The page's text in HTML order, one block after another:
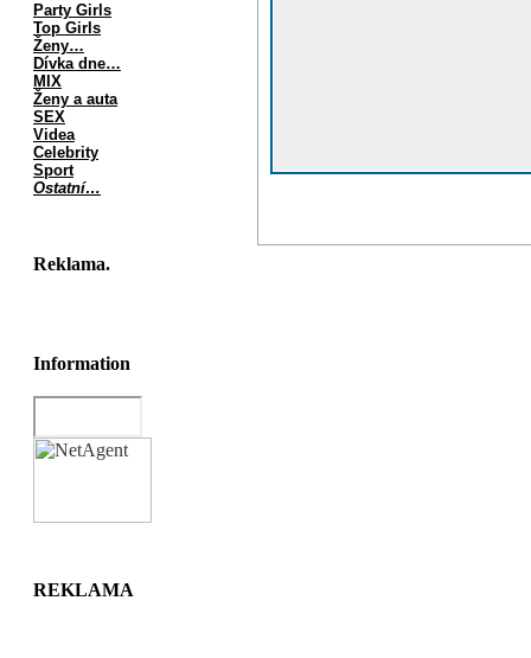
Party Girls
Top Girls
Ženy…
Dívka dne…
MIX
Ženy a auta
SEX
Videa
Celebrity
Sport
Ostatní…
Reklama.
Information
REKLAMA